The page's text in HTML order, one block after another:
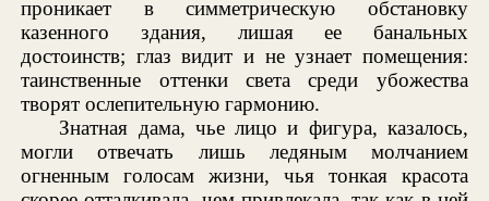
проникает в симметрическую обстановку
казенного здания, лишая ее банальных
достоинств; глаз видит и не узнает помещения:
таинственные оттенки света среди убожества
творят ослепительную гармонию.
Знатная дама, чье лицо и фигура, казалось,
могли отвечать лишь ледяным молчанием
огненным голосам жизни, чья тонкая красота